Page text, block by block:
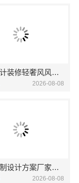
襄阳设计装修轻奢风风格选湖北百年米莱空间美学装饰材料有限公司
2026-08-08
空间定制设计方案厂家江西圣匠新型环保材料有限公司
2026-08-08